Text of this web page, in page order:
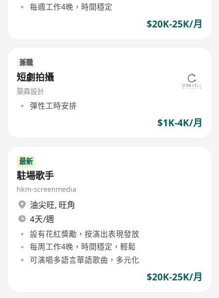
每週工作4晚，時間穩定
$20K-25K/月
兼職
短劇拍攝
築森設計
彈性工時安排
$1K-4K/月
最新
駐場歌手
hkm-screenmedia
油尖旺, 旺角
4天/週
設有花紅獎勵，按演出表現發放
每周工作4晚，時間穩定，輕鬆
可演唱多語言華語歌曲，多元化
$20K-25K/月